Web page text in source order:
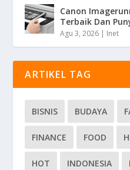
Canon
Terbaik Dan
Agu 3, 2026 | Inet
ARTIKEL TAG
BISNIS BUDAYA
FINANCE FOOD
HOT INDONESIA